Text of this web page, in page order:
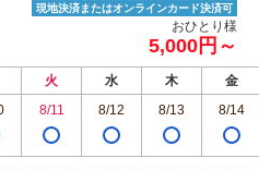
現地決済またはオンラインカード決済可
おひとり様
5,000円～
火 水 木
金
8/11 8/12 8/13 8/14